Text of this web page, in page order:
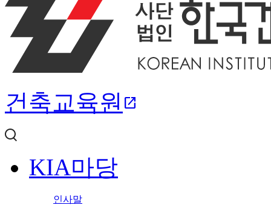
건축교육원 open_in_new
KIA마당
인사말